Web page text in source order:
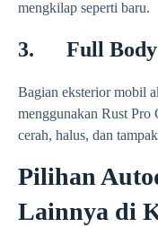
mengkilap seperti baru.
3. Full Body
Bagian eksterior mobil
menggunakan Rust
cerah, halus, dan
Pilihan
Lainnya di